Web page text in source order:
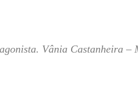
Vânia Castanheira